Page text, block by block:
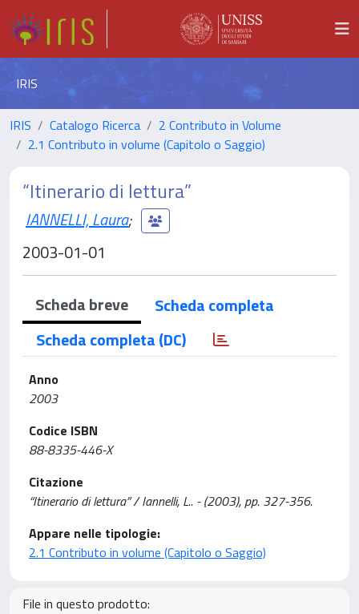
IRIS
IRIS Catalogo Ricerca
2 Contributo in Volume
2.1 Contributo in volume (Capitolo o Saggio)
“Itinerario di lettura”
IANNELLI, Laura;
2003-01-01
Scheda breve
Scheda completa
Scheda completa (DC)
Anno
2003
Codice ISBN
88-8335-446-X
Citazione
“Itinerario di lettura” / Iannelli, L.. - (2003), pp. 327-356.
Appare nelle tipologie:
2.1 Contributo in volume (Capitolo o Saggio)
File in questo prodotto: